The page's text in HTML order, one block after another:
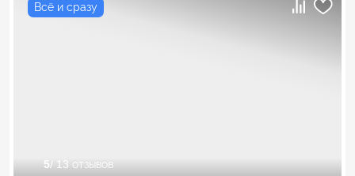
Всё и сразу
5/ 13 отзывов